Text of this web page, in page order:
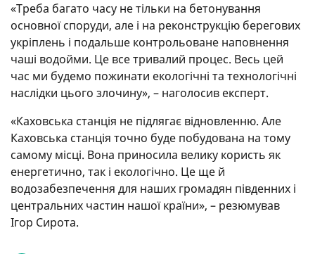
«Треба багато часу не тільки на бетонування
основної споруди, але і на реконструкцію берегових
укріплень і подальше контрольоване наповнення
чаші водойми. Це все тривалий процес. Весь цей
час ми будемо пожинати екологічні та технологічні
наслідки цього злочину», – наголосив експерт.
«Каховська станція не підлягає відновленню. Але
Каховська станція точно буде побудована на тому
самому місці. Вона приносила велику користь як
енергетично, так і екологічно. Це ще й
водозабезпечення для наших громадян південних і
центральних частин нашої країни», – резюмував
Ігор Сирота.